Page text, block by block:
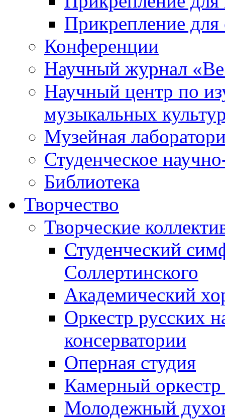
Прикрепление для
Конференции
Научный журнал
Научный центр по
музыкальных
Музейная
Студенческое
Библиотека
Творчество
Творческие
Студенческий
Соллертинского
Академический
Оркестр русских
консерватории
Оперная студия
Камерный оркестр
Молодежный